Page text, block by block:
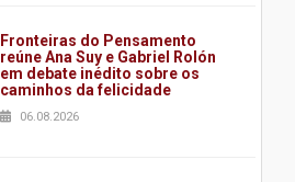
Fronteiras do Pensamento
reúne Ana Suy e Gabriel Rolón
em debate inédito sobre os
caminhos da felicidade
06.08.2026